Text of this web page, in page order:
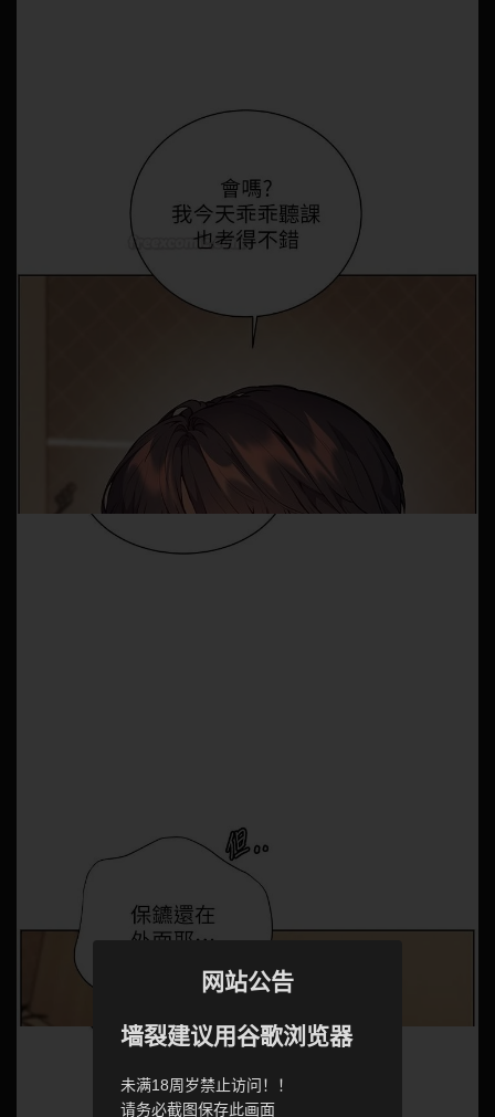
网站公告
墙裂建议用谷歌浏览器
未满18周岁禁止访问！！
请务必截图保存此画面